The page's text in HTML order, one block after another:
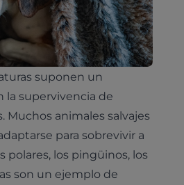
suponen un
la supervivencia de
Muchos animales salvajes
para sobrevivir a
polares, los pingüinos, los
son un ejemplo de